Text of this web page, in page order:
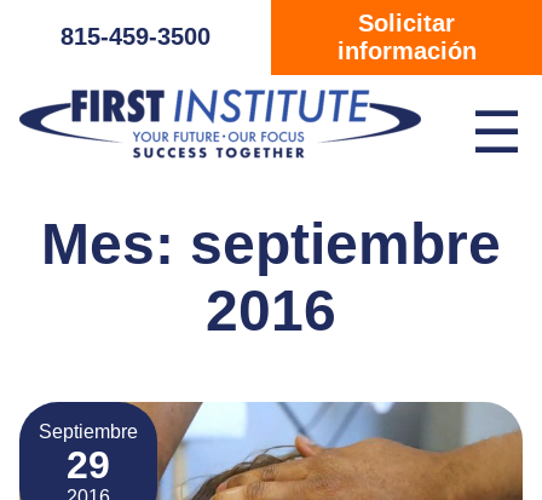
815-459-3500
Solicitar
información
☰
Mes: septiembre
2016
Septiembre
29